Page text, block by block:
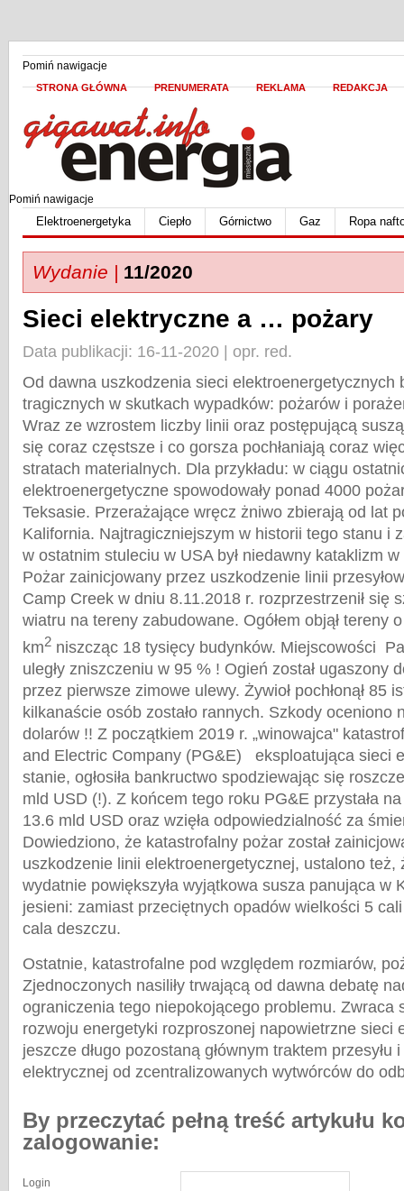
Pomiń nawigacje
STRONA GŁÓWNA PRENUMERATA REKLAMA REDAKCJA
Pomiń nawigacje
Elektroenergetyka Ciepło Górnictwo Gaz Ropa
Wydanie | 11/2020
Sieci elektryczne a … pożary
Data publikacji: 16-11-2020 | opr. red.
Od dawna uszkodzenia sieci elektroenergetycznych
tragicznych w skutkach wypadków: pożarów i
Wraz ze wzrostem liczby linii oraz postępującą
się coraz częstsze i co gorsza pochłaniają coraz
stratach materialnych. Dla przykładu: w ciągu
elektroenergetyczne spowodowały ponad 4000
Teksasie. Przerażające wręcz żniwo zbierają od lat
Kalifornia. Najtragiczniejszym w historii tego stanu i
w ostatnim stuleciu w USA był niedawny kataklizm
Pożar zainicjowany przez uszkodzenie linii
Camp Creek w dniu 8.11.2018 r. rozprzestrzenił się
wiatru na tereny zabudowane. Ogółem objął tereny
km2 niszcząc 18 tysięcy budynków. Miejscowości
uległy zniszczeniu w 95 % ! Ogień został ugaszony
przez pierwsze zimowe ulewy. Żywioł pochłonął 85
kilkanaście osób zostało rannych. Szkody oceniono
dolarów !! Z początkiem 2019 r. „winowajca"
and Electric Company (PG&E) eksploatująca sieci
stanie, ogłosiła bankructwo spodziewając się
mld USD (!). Z końcem tego roku PG&E przystała
13.6 mld USD oraz wzięła odpowiedzialność za
Dowiedziono, że katastrofalny pożar został
uszkodzenie linii elektroenergetycznej, ustalono też,
wydatnie powiększyła wyjątkowa susza panująca w
jesieni: zamiast przeciętnych opadów wielkości 5
cala deszczu.
Ostatnie, katastrofalne pod względem rozmiarów,
Zjednoczonych nasiliły trwającą od dawna debatę
ograniczenia tego niepokojącego problemu. Zwraca
rozwoju energetyki rozproszonej napowietrzne sieci
jeszcze długo pozostaną głównym traktem przesyłu
elektrycznej od zcentralizowanych wytwórców do
By przeczytać pełną treść artykułu
zalogowanie:
Login